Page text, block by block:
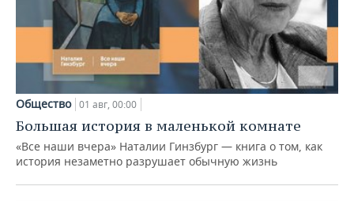
Общество 01 авг, 00:00
Большая история в маленькой комнате
«Все наши вчера» Наталии Гинзбург — книга о том, как
история незаметно разрушает обычную жизнь